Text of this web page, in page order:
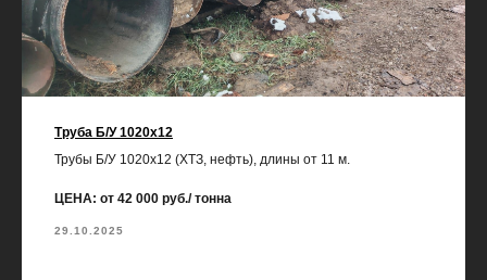
Труба Б/У 1020х12
Трубы Б/У 1020х12 (ХТЗ, нефть), длины от 11 м.
ЦЕНА: от 42 000 руб./ тонна
29.10.2025